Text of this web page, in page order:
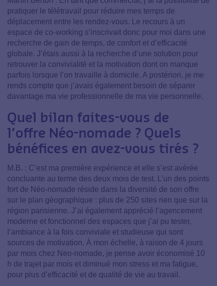
pratiquer le télétravail pour réduire mes temps de
déplacement entre les rendez-vous. Le recours à un
espace de co-working s’inscrivait donc pour moi dans une
recherche de gain de temps, de confort et d’efficacité
globale. J’étais aussi à la recherche d’une solution pour
retrouver la convivialité et la motivation dont on manque
parfois lorsque l’on travaille à domicile. A postériori, je me
rends compte que j’avais également besoin de séparer
davantage ma vie professionnelle de ma vie personnelle.
Quel bilan faites-vous de
l’offre Néo-nomade ? Quels
bénéfices en avez-vous tirés ?
M.B. : C’est ma première expérience et elle s’est avérée
concluante au terme des deux mois de test. L’un des points
fort de Néo-nomade réside dans la diversité de son offre
sur le plan géographique : plus de 250 sites rien que sur la
région parisienne. J’ai également apprécié l’agencement
moderne et fonctionnel des espaces que j’ai pu tester,
l’ambiance à la fois conviviale et studieuse qui sont
sources de motivation. À mon échelle, à raison de 4 jours
par mois chez Neo-nomade, je pense avoir économisé 10
h de trajet par mois et diminué mon stress et ma fatigue,
pour plus d’efficacité et de qualité de vie au travail.